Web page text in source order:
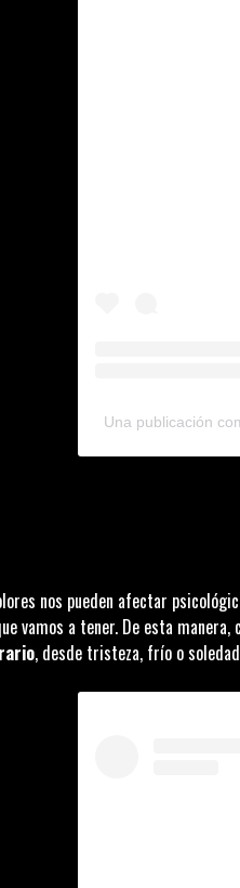
Una publicación
nos pueden afectar
vamos a tener. De esta manera,
, desde tristeza, frío o